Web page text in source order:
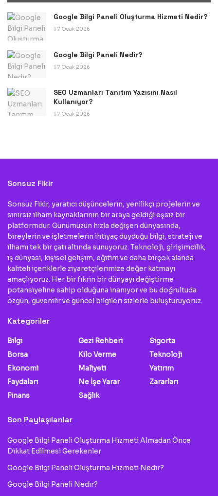
Google Bilgi Paneli Oluşturma Hizmeti Nedir?
7 Ocak 2026
Google Bilgi Paneli Nedir?
7 Ocak 2026
SEO Uzmanları Tanıtım Yazısını Nasıl
Kullanıyor?
7 Ocak 2026
Sonsuz Fikir
Sonsuz Fikir, yaratıcı düşüncelerin, yenilikçi projelerin ve
sınırsız ilham kaynaklarının bir araya geldiği eşsiz bir
platformdur. Günümüzün hızla değişen dünyasında,
bireylerin ve işletmelerin ihtiyaç duyduğu bilgi, strateji ve
ilhamı tek bir çatı altında sunuyoruz. Teknoloji, girişimcilik,
iş dünyası, kişisel gelişim, eğitim ve daha birçok alanda
kaliteli içeriklerle ziyaretçilerimize değer katmayı
amaçlıyoruz. Her bir fikrin bir dünyayı değiştirme
potansiyeline sahip olduğuna inanıyor ve bu doğrultuda
özgün, güvenilir ve güncel bilgileri sizlerle buluşturuyoruz.
Kategoriler
Bilgi
Borsa
Ekonomi
Faydaları
Finans
Gezi Rehberi
Kilo Verme
Maliyeti
Ne İşe Yarar
Sağlık
Sigorta
Teknoloji
Yatırım
Zararları
Son Paylaşılanlar
Google Bilgi Paneli Oluşturma Hizmeti Almadan Önce
Dikkat Edilmesi Gerekenler
Google Bilgi Paneli Oluşturma Hizmeti Nedir?
Google Bilgi Paneli Nedir?